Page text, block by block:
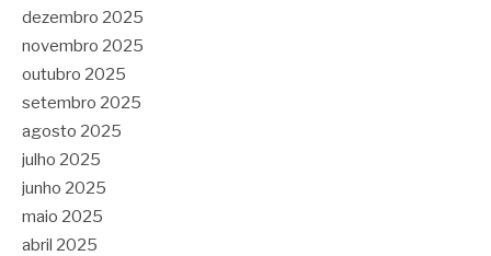
dezembro 2025
novembro 2025
outubro 2025
setembro 2025
agosto 2025
julho 2025
junho 2025
maio 2025
abril 2025